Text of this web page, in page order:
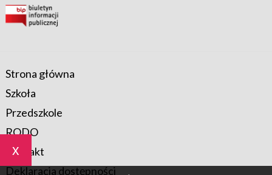
x
Strona główna
Szkoła
Przedszkole
RODO
Kontakt
Deklaracja dostępności